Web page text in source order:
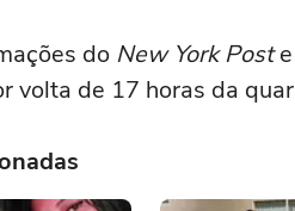
do New York Poste
volta de 17 horas da